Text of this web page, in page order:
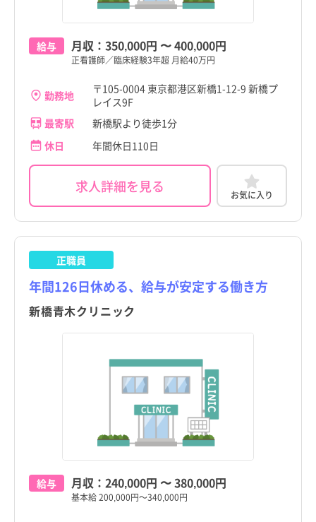
給与 月収： 350,000円 〜400,000円
正看護師／臨床経験3年超 月給40万円
勤務地
〒105-0004 東京都港区新橋1-12-9 新橋プ
レイス9F
最寄駅
新橋駅より徒歩1分
休日
年間休日110日
求人詳細を見る お気に入り
正職員
年間126日休める、給与が安定する働き方
新橋青木クリニック
給与 月収： 240,000円 〜380,000円
基本給 200,000円～340,000円